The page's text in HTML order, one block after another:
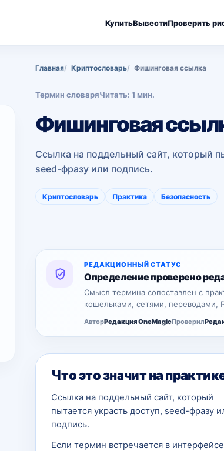
КупитьВывестиПроверить
Главная Криптословарь Фишинговая ссылка
Термин словаряЧитать: 1 мин.
Фишинговая
Ссылка на поддельный сайт, который
seed-фразу или подпись.
Криптословарь Практика Безопасность
РЕДАКЦИОННЫЙ СТАТУС
Определение проверено
Смысл термина сопоставлен с
кошельками, сетями, переводами,
АвторРедакция OneMagicПроверил
Что это значит на
Ссылка на поддельный сайт, который
пытается украсть доступ, seed-фразу
подпись.
Если термин встречается в интерфейсе